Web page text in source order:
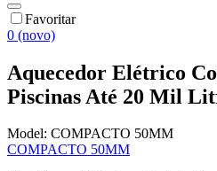
Favoritar
0 (novo)
Aquecedor Elétrico
Piscinas Até 20 Mil
Model: COMPACTO 50MM
COMPACTO 50MM